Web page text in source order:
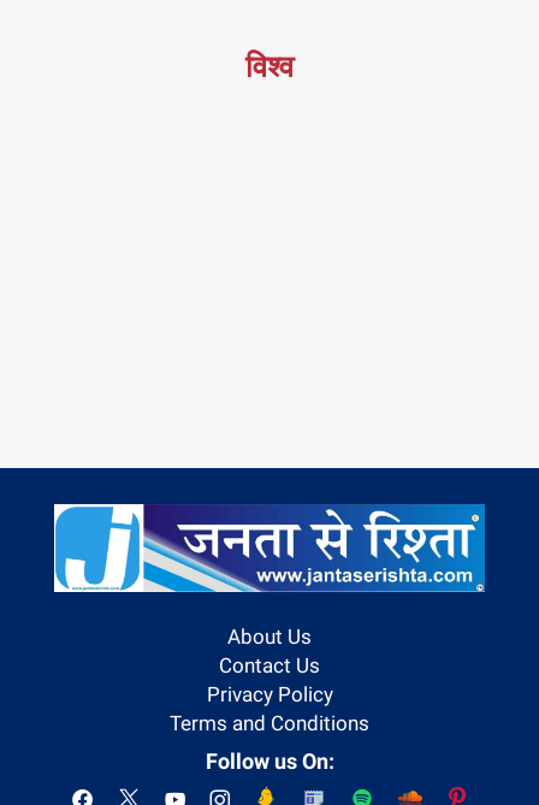
विश्व
About Us
Contact Us
Privacy Policy
Terms and Conditions
Follow us On: